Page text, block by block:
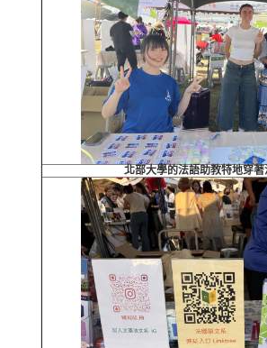
北部大學的法語助教特地穿著